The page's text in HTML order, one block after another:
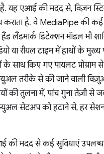
यह एआई की मदद से, विज़न
कराता है. वे MediaPipe की कई
लैंडमार्क डिटेक्शन मॉडल भी
या रीयल टाइम में हाथों के मुख्य
के साथ किए गए पायलट प्रोग्राम
तरीके से की जाने वाली
की तुलना में, पांच गुना तेज़ी से
सेटअप को हटाने से, हर
की मदद से कई सुविधाएं